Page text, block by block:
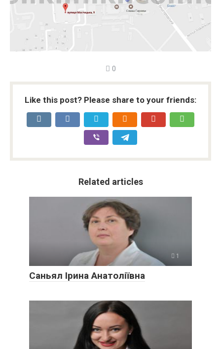
0
Like this post? Please share to your friends:
Related articles
1
Саньял Ірина Анатоліївна